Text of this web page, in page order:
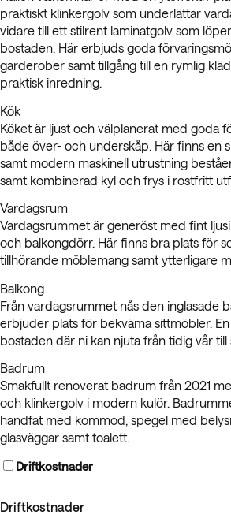
praktiskt klinkergolv som underlättar
vidare till ett stilrent laminatgolv som
bostaden. Här erbjuds goda
garderober samt tillgång till en rymlig
praktisk inredning.
Kök
Köket är ljust och välplanerat med goda
både över- och underskåp. Här finns en
samt modern maskinell utrustning
samt kombinerad kyl och frys i rostfritt
Vardagsrum
Vardagsrummet är generöst med fint
och balkongdörr. Här finns bra plats för
tillhörande möblemang samt ytterligare
Balkong
Från vardagsrummet nås den inglasade
erbjuder plats för bekväma sittmöbler.
bostaden där ni kan njuta från tidig vår till
Badrum
Smakfullt renoverat badrum från 2021
och klinkergolv i modern kulör.
handfat med kommod, spegel med
glasväggar samt toalett.
Driftkostnader
Driftkostnader